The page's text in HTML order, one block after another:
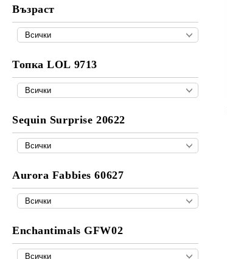
Възраст
Топка LOL 9713
Sequin Surprise 20622
Aurora Fabbies 60627
Enchantimals GFW02